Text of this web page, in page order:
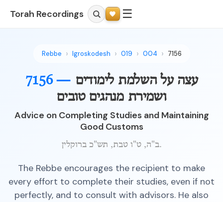
Torah Recordings ☰
Rebbe Igroskodesh 019 004 7156
7156 — עצה על השלמת לימודים
ושמירת מנהגים טובים
Advice on Completing Studies and Maintaining
Good Customs
ב"ה, ט"ו טבת, תש"כ ברוקלין.
The Rebbe encourages the recipient to make
every effort to complete their studies, even if not
perfectly, and to consult with advisors. He also